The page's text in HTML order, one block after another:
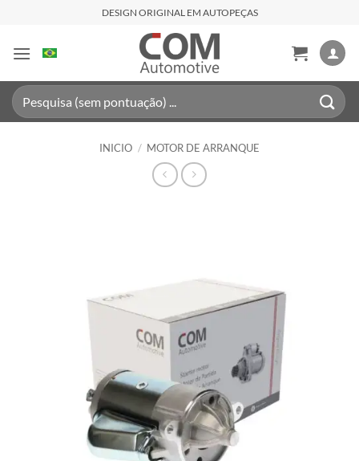
contenido
DESIGN ORIGINAL EM AUTOPEÇAS
Buscar
por:
INICIO / MOTOR DE ARRANQUE